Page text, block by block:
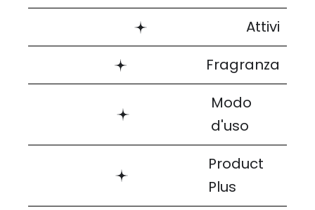
Attivi
Fragranza
Modo
d'uso
Product
Plus